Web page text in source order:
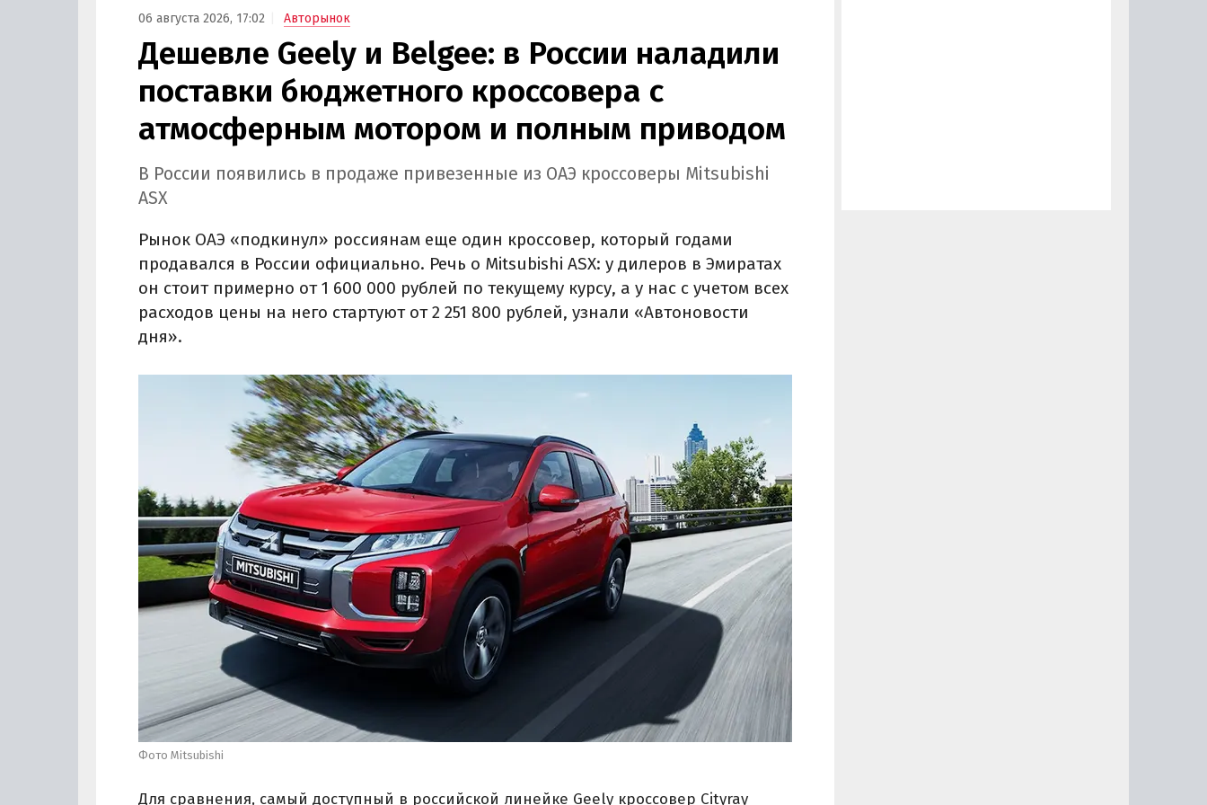
06 августа 2026, 17:02 Авторынок
Дешевле Geely и Belgee: в России наладили
поставки бюджетного кроссовера с
атмосферным мотором и полным приводом
В России появились в продаже привезенные из ОАЭ кроссоверы Mitsubishi
ASX
Рынок ОАЭ «подкинул» россиянам еще один кроссовер, который годами
продавался в России официально. Речь о Mitsubishi ASX: у дилеров в Эмиратах
он стоит примерно от 1 600 000 рублей по текущему курсу, а у нас с учетом всех
расходов цены на него стартуют от 2 251 800 рублей, узнали «Автоновости
дня».
Фото Mitsubishi
Для сравнения, самый доступный в российской линейке Geely кроссовер Cityray